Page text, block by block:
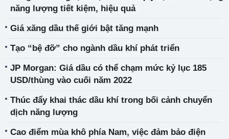
năng lượng tiết kiệm, hiệu quả
Giá xăng dầu thế giới bật tăng mạnh
Tạo “bệ đỡ” cho ngành dầu khí phát triển
JP Morgan: Giá dầu có thể chạm mức kỷ lục 185
USD/thùng vào cuối năm 2022
Thúc đẩy khai thác dầu khí trong bối cảnh chuyển
dịch năng lượng
Cao điểm mùa khô phía Nam, việc đảm bảo điện